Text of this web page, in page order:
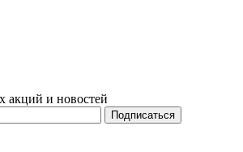
акций и новостей
Подписаться